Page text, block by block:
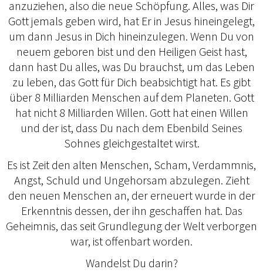
anzuziehen, also die neue Schöpfung. Alles, was Dir
Gott jemals geben wird, hat Er in Jesus hineingelegt,
um dann Jesus in Dich hineinzulegen. Wenn Du von
neuem geboren bist und den Heiligen Geist hast,
dann hast Du alles, was Du brauchst, um das Leben
zu leben, das Gott für Dich beabsichtigt hat. Es gibt
über 8 Milliarden Menschen auf dem Planeten. Gott
hat nicht 8 Milliarden Willen. Gott hat einen Willen
und der ist, dass Du nach dem Ebenbild Seines
Sohnes gleichgestaltet wirst.
Es ist Zeit den alten Menschen, Scham, Verdammnis,
Angst, Schuld und Ungehorsam abzulegen. Zieht
den neuen Menschen an, der erneuert wurde in der
Erkenntnis dessen, der ihn geschaffen hat. Das
Geheimnis, das seit Grundlegung der Welt verborgen
war, ist offenbart worden.
Wandelst Du darin?